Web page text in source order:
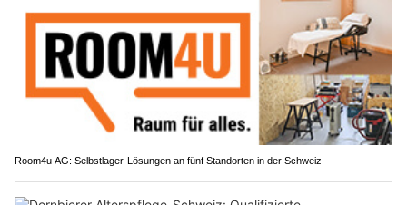
Room4u AG: Selbstlager-Lösungen an fünf Standorten in der Schweiz